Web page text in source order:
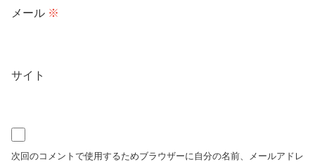
メール ※
サイト
次回のコメントで使用するためブラウザーに自分の名前、メールアドレ